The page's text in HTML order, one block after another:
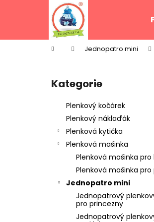
Domů Jednopatro mini
Přeskočit
kategorie
Kategorie
Plenkový kočárek
Plenkový náklaďák
Plenková kytička
Plenková mašinka
Plenková mašinka pro
Plenková mašinka
Jednopatro mini
Jednopatrový
pro princezny
Jednopatrový
í
Zpět
do
Zpět
do